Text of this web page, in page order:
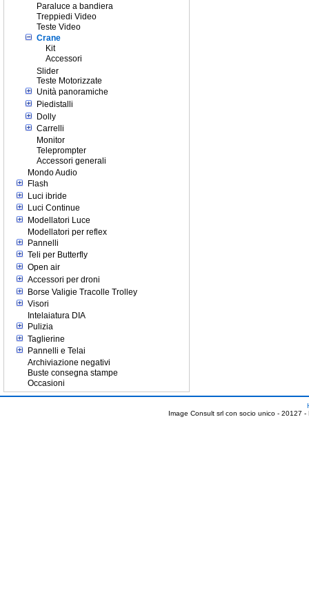
Paraluce a bandiera
Treppiedi Video
Teste Video
Crane
Kit
Accessori
Slider
Teste Motorizzate
Unità panoramiche
Piedistalli
Dolly
Carrelli
Monitor
Teleprompter
Accessori generali
Mondo Audio
Flash
Luci ibride
Luci Continue
Modellatori Luce
Modellatori per reflex
Pannelli
Teli per Butterfly
Open air
Accessori per droni
Borse Valigie Tracolle Trolley
Visori
Intelaiatura DIA
Pulizia
Taglierine
Pannelli e Telai
Archiviazione negativi
Buste consegna stampe
Occasioni
Image Consult srl con socio unico - 20127